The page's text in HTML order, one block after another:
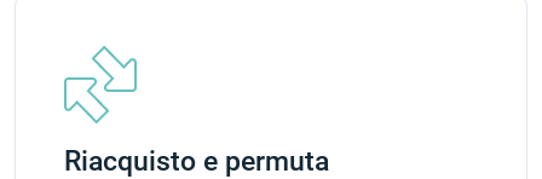
Riacquisto e permuta